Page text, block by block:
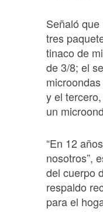
Señaló
tres
tinaco de
de 3/8; el
y el
un
“En 12
nosotros”,
del cuerpo
respaldo
para el